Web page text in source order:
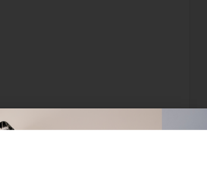
PhotoRag